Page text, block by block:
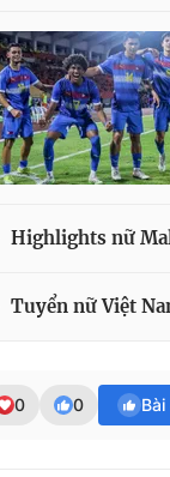
Highlights nữ
Tuyển nữ Việt
0 0